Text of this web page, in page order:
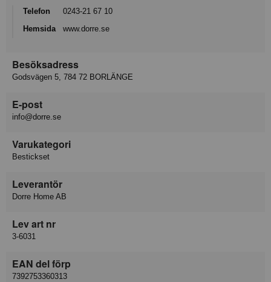
Telefon
0243-21 67 10
Hemsida
www.dorre.se
Besöksadress
Godsvägen 5, 784 72 BORLÄNGE
E-post
info@dorre.se
Varukategori
Bestickset
Leverantör
Dorre Home AB
Lev art nr
3-6031
EAN del förp
7392753360313